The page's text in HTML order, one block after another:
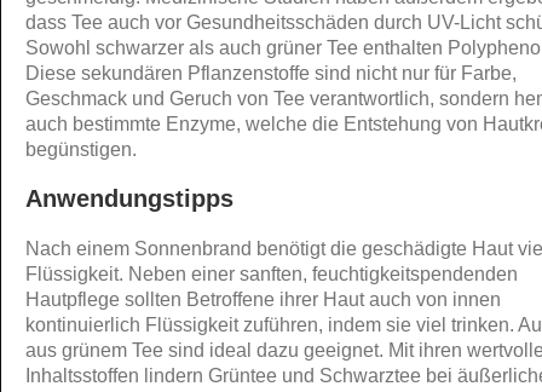
dass Tee auch vor Gesundheitsschäden durch UV-Licht
Sowohl schwarzer als auch grüner Tee enthalten
Diese sekundären Pflanzenstoffe sind nicht nur für Farbe,
Geschmack und Geruch von Tee verantwortlich, sondern
auch bestimmte Enzyme, welche die Entstehung von
begünstigen.
Anwendungstipps
Nach einem Sonnenbrand benötigt die geschädigte Haut
Flüssigkeit. Neben einer sanften, feuchtigkeitspendenden
Hautpflege sollten Betroffene ihrer Haut auch von innen
kontinuierlich Flüssigkeit zuführen, indem sie viel trinken.
aus grünem Tee sind ideal dazu geeignet. Mit ihren
Inhaltsstoffen lindern Grüntee und Schwarztee bei